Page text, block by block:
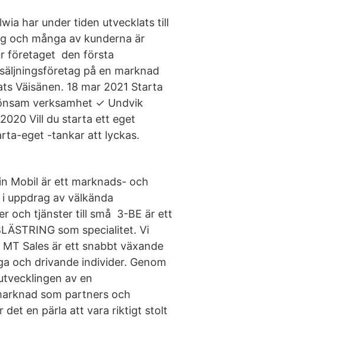
har under tiden utvecklats till
och många av kunderna är
företaget den första
på en marknad
Väisänen. 18 mar 2021 Starta
verksamhet ✓ Undvik
Vill du starta ett eget
eget -tankar att lyckas.
Mobil är ett marknads- och
uppdrag av välkända
och tjänster till små 3-BE är ett
som specialitet. Vi
Sales är ett snabbt växande
och drivande individer. Genom
av en
som partners och
det en pärla att vara riktigt stolt